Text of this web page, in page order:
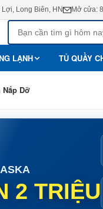
Long Biên, HN Mở cửa:
LẠNH TỦ QUẦY
Dỡ
2 TRIỆU